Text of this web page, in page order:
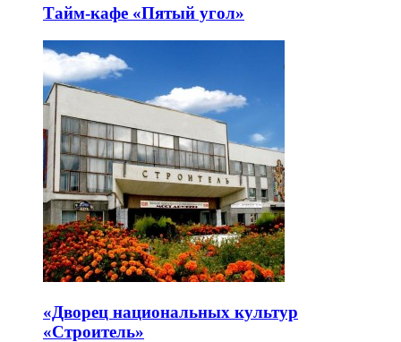
Тайм-кафе «Пятый угол»
«Дворец национальных культур
«Строитель»